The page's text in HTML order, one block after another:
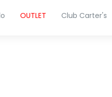
OUTLET Club Carter's